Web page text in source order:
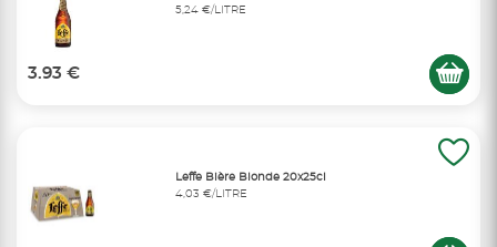
5,24 €/LITRE
3.93 €
Leffe Bière Blonde 20x25cl
4,03 €/LITRE